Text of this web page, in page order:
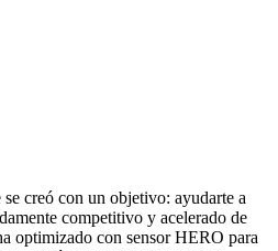
creó con un objetivo: ayudarte a
competitivo y acelerado de
optimizado con sensor HERO para